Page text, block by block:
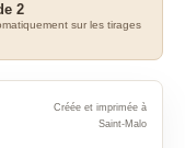
2
sur les tirages
Créée et imprimée à
Saint-Malo